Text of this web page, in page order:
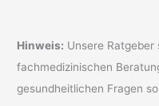
Hinweis: Unsere
fachmedizinischen
gesundheitlichen Fragen